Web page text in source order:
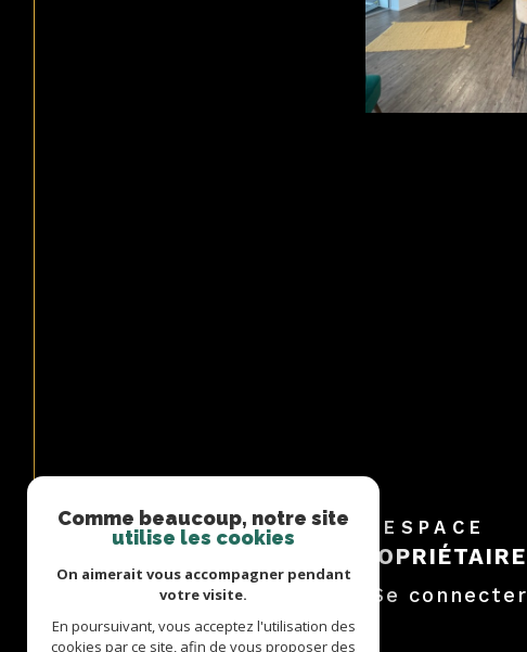
ESPACE
PROPRIÉTAIRE
Se connecter
Comme beaucoup, notre site
utilise les cookies
On aimerait vous accompagner pendant
votre visite.
En poursuivant, vous acceptez l'utilisation des
cookies par ce site, afin de vous proposer des